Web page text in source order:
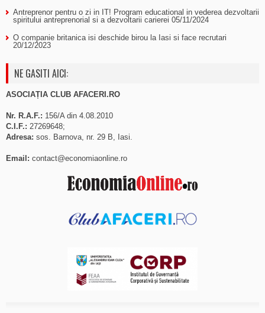
Antreprenor pentru o zi in IT! Program educational in vederea dezvoltarii
spiritului antreprenorial si a dezvoltarii carierei 05/11/2024
O companie britanica isi deschide birou la Iasi si face recrutari
20/12/2023
NE GASITI AICI:
ASOCIAȚIA CLUB AFACERI.RO
Nr. R.A.F.: 156/A din 4.08.2010
C.I.F.: 27269648;
Adresa: sos. Barnova, nr. 29 B, Iasi.
Email: contact@economiaonline.ro